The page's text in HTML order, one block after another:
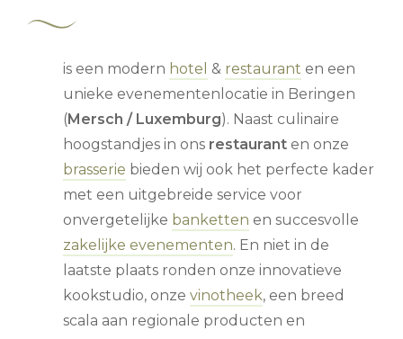
is een modern hotel & restaurant en een
unieke evenementenlocatie in Beringen
(Mersch / Luxemburg). Naast culinaire
hoogstandjes in ons restaurant en onze
brasserie bieden wij ook het perfecte kader
met een uitgebreide service voor
onvergetelijke banketten en succesvolle
zakelijke evenementen. En niet in de
laatste plaats ronden onze innovatieve
kookstudio, onze vinotheek, een breed
scala aan regionale producten en